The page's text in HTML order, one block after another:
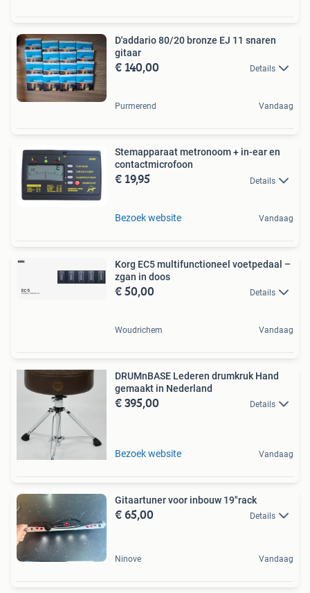
D'addario 80/20 bronze EJ 11 snaren
gitaar
€ 140,00 Details
Purmerend Vandaag
Stemapparaat metronoom + in-ear en
contactmicrofoon
€ 19,95 Details
Bezoek website Vandaag
Korg EC5 multifunctioneel voetpedaal –
zgan in doos
€ 50,00 Details
Woudrichem Vandaag
DRUMnBASE Lederen drumkruk Hand
gemaakt in Nederland
€ 395,00 Details
Bezoek website Vandaag
Gitaartuner voor inbouw 19"rack
€ 65,00 Details
Ninove Vandaag